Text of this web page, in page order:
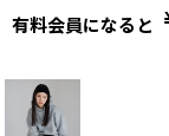
有料会員になると